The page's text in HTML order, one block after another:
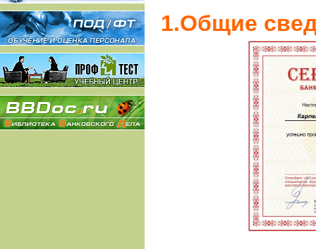
1.Общие